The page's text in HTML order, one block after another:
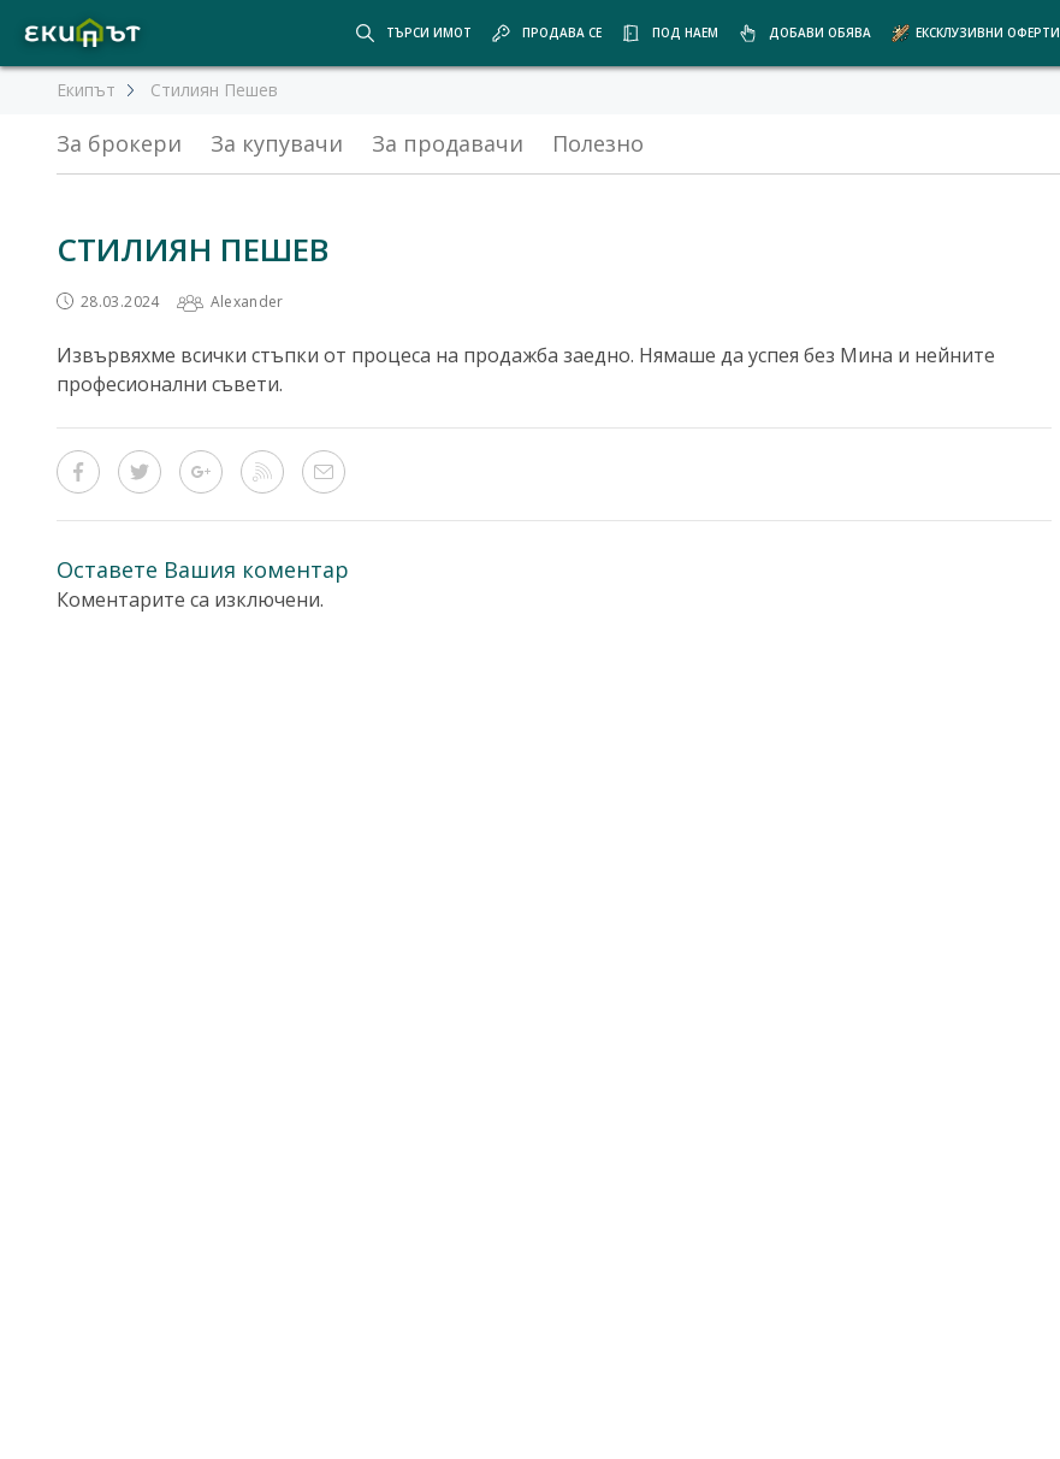
ТЪРСИ ИМОТ ПРОДАВА СЕ ПОД НАЕМ ДОБАВИ ОБЯВА ЕКСКЛУЗИВНИ ОФЕРТИ
Екипът Стилиян Пешев
За брокери За купувачи За продавачи Полезно
СТИЛИЯН ПЕШЕВ
28.03.2024 Alexander
Извървяхме всички стъпки от процеса на продажба заедно. Нямаше да успея без Мина и нейните
професионални съвети.
Оставете Вашия коментар
Коментарите са изключени.